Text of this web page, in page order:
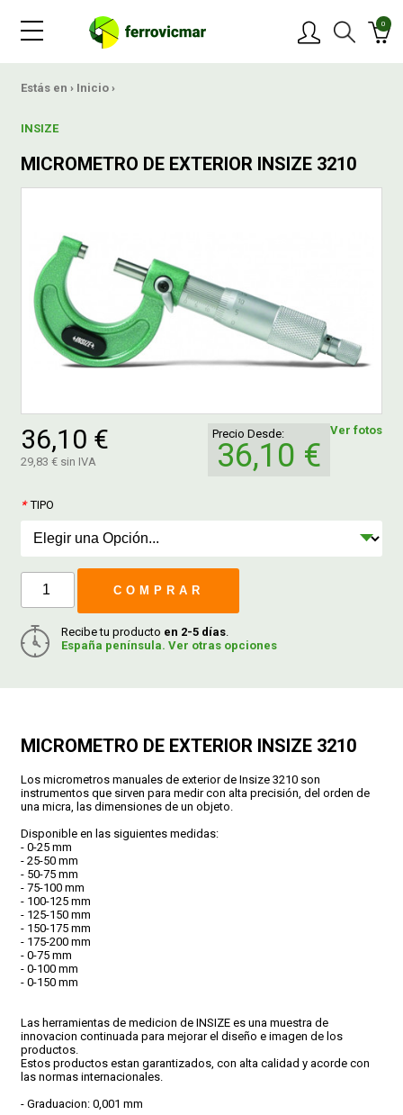
0
Estás en › Inicio ›
INSIZE
MICROMETRO DE EXTERIOR INSIZE 3210
Ver fotos
Precio Desde:
36,10 €
36,10 €
29,83 € sin IVA
* TIPO
COMPRAR
Recibe tu producto en 2-5 días.
España península. Ver otras opciones
MICROMETRO DE EXTERIOR INSIZE 3210
Los micrometros manuales de exterior de Insize 3210 son
instrumentos que sirven para medir con alta precisión, del orden de
una micra, las dimensiones de un objeto.
Disponible en las siguientes medidas:
- 0-25 mm
- 25-50 mm
- 50-75 mm
- 75-100 mm
- 100-125 mm
- 125-150 mm
- 150-175 mm
- 175-200 mm
- 0-75 mm
- 0-100 mm
- 0-150 mm
Las herramientas de medicion de INSIZE es una muestra de
innovacion continuada para mejorar el diseño e imagen de los
productos.
Estos productos estan garantizados, con alta calidad y acorde con
las normas internacionales.
- Graduacion: 0,001 mm
OFERTAS
BLOG
CONTACTAR
FERROVICMAR
DESPIECE
GUÍAS
ENVÍOS
DEVOLUCIONES
FORMAS DE PAGO